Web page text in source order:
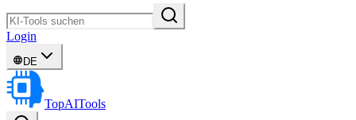
Login
DE
TopAITools